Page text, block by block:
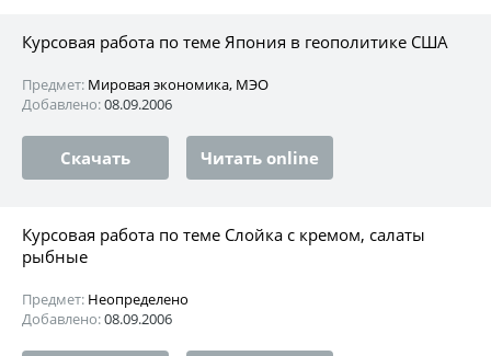
Курсовая работа по теме Япония в геополитике США
Предмет: Мировая экономика, МЭО
Добавлено:08.09.2006
Скачать Читать online
Курсовая работа по теме Слойка с кремом, салаты
рыбные
Предмет: Неопределено
Добавлено:08.09.2006